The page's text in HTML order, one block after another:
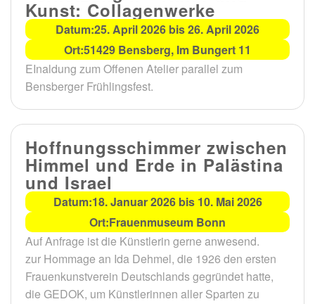
Kunst: Collagenwerke
Datum:25. April 2026 bis 26. April 2026
Ort:51429 Bensberg, Im Bungert 11
EInaldung zum Offenen Atelier parallel zum
Bensberger Frühlingsfest.
Hoffnungsschimmer zwischen
Himmel und Erde in Palästina
und Israel
Datum:18. Januar 2026 bis 10. Mai 2026
Ort:Frauenmuseum Bonn
Auf Anfrage ist die Künstlerin gerne anwesend.
zur Hommage an Ida Dehmel, die 1926 den ersten
Frauenkunstverein Deutschlands gegründet hatte,
die GEDOK, um Künstlerinnen aller Sparten zu